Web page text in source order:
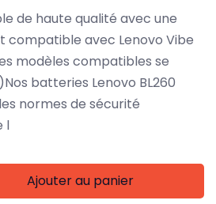
de haute qualité avec une
compatible avec Lenovo Vibe
modèles compatibles se
batteries Lenovo BL260
normes de sécurité
l
Ajouter au panier